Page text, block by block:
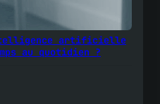
artificielle
au quotidien ?